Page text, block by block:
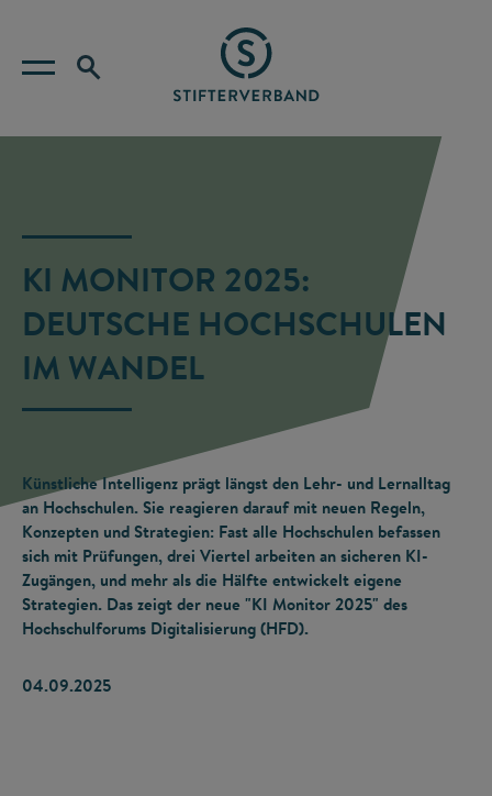
KI MONITOR 2025:
DEUTSCHE HOCHSCHULEN
IM WANDEL
Künstliche Intelligenz prägt längst den Lehr- und Lernalltag
an Hochschulen. Sie reagieren darauf mit neuen Regeln,
Konzepten und Strategien: Fast alle Hochschulen befassen
sich mit Prüfungen, drei Viertel arbeiten an sicheren KI-
Zugängen, und mehr als die Hälfte entwickelt eigene
Strategien. Das zeigt der neue "KI Monitor 2025" des
Hochschulforums Digitalisierung (HFD).
04.09.2025